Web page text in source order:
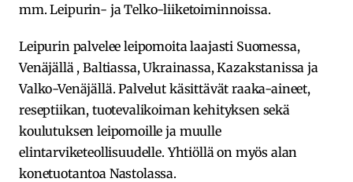
mm. Leipurin- ja Telko-liiketoiminnoissa.
Leipurin palvelee leipomoita laajasti Suomessa,
Venäjällä , Baltiassa, Ukrainassa, Kazakstanissa ja
Valko-Venäjällä. Palvelut käsittävät raaka-aineet,
reseptiikan, tuotevalikoiman kehityksen sekä
koulutuksen leipomoille ja muulle
elintarviketeollisuudelle. Yhtiöllä on myös alan
konetuotantoa Nastolassa.